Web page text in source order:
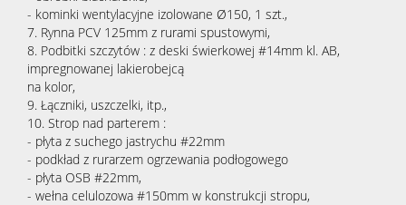
- kominki wentylacyjne izolowane Ø150, 1 szt.,
7. Rynna PCV 125mm z rurami spustowymi,
8. Podbitki szczytów : z deski świerkowej #14mm kl. AB,
impregnowanej lakierobejcą
na kolor,
9. Łączniki, uszczelki, itp.,
10. Strop nad parterem :
- płyta z suchego jastrychu #22mm
- podkład z rurarzem ogrzewania podłogowego
- płyta OSB #22mm,
- wełna celulozowa #150mm w konstrukcji stropu,